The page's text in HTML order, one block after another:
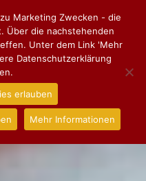
Marketing Zwecken - die
Über die nachstehenden
Unter dem Link 'Mehr
Datenschutzerklärung
erlauben
Mehr Informationen